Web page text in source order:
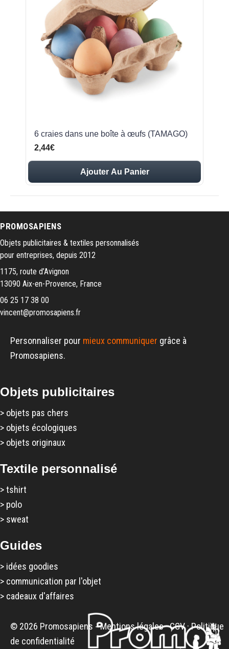
6 craies dans une boîte à œufs (TAMAGO)
2,44€
Ajouter Au Panier
PROMOSAPIENS
Objets publicitaires & textiles personnalisés
pour entreprises, depuis 2012
1175, route d’Avignon
13090 Aix-en-Provence, France
06 25 17 38 00
vincent@promosapiens.fr
Personnaliser pour mieux communiquer grâce à
Promosapiens.
Objets publicitaires
> objets pas chers
> objets écologiques
> objets originaux
Textile personnalisé
>tshirt
> polo
> sweat
Guides
> idées goodies
> communication par l'objet
> cadeaux d'affaires
© 2026 Promosapiens -Mentions légales·CGV·Politique
de confidentialité